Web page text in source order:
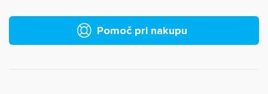
Pomoč pri nakupu